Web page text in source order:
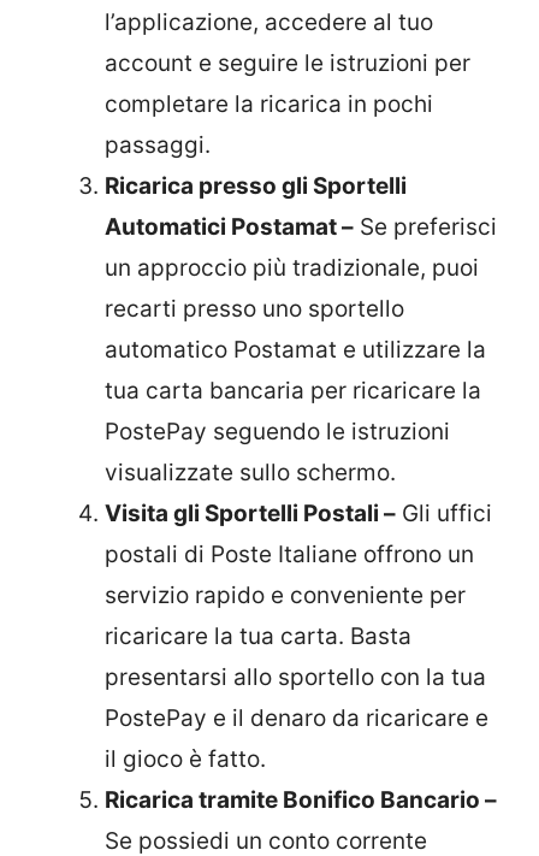
l’applicazione, accedere al tuo
account e seguire le istruzioni per
completare la ricarica in pochi
passaggi.
Ricarica presso gli Sportelli
Automatici Postamat – Se preferisci
un approccio più tradizionale, puoi
recarti presso uno sportello
automatico Postamat e utilizzare la
tua carta bancaria per ricaricare la
PostePay seguendo le istruzioni
visualizzate sullo schermo.
Visita gli Sportelli Postali – Gli uffici
postali di Poste Italiane offrono un
servizio rapido e conveniente per
ricaricare la tua carta. Basta
presentarsi allo sportello con la tua
PostePay e il denaro da ricaricare e
il gioco è fatto.
Ricarica tramite Bonifico Bancario –
Se possiedi un conto corrente